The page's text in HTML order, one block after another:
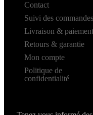
Contact
Suivi des commandes
Livraison & paiement
Retours & garantie
Mon compte
Politique de
confidentialité